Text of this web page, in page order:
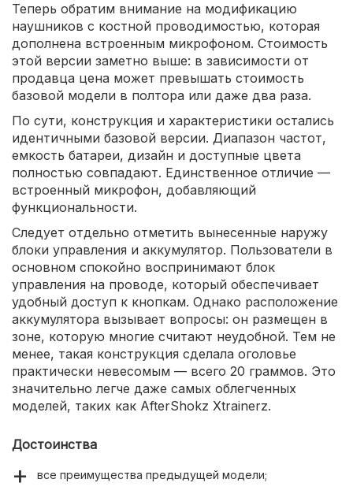
Теперь обратим внимание на модификацию
наушников с костной проводимостью, которая
дополнена встроенным микрофоном. Стоимость
этой версии заметно выше: в зависимости от
продавца цена может превышать стоимость
базовой модели в полтора или даже два раза.
По сути, конструкция и характеристики остались
идентичными базовой версии. Диапазон частот,
емкость батареи, дизайн и доступные цвета
полностью совпадают. Единственное отличие —
встроенный микрофон, добавляющий
функциональности.
Следует отдельно отметить вынесенные наружу
блоки управления и аккумулятор. Пользователи в
основном спокойно воспринимают блок
управления на проводе, который обеспечивает
удобный доступ к кнопкам. Однако расположение
аккумулятора вызывает вопросы: он размещен в
зоне, которую многие считают неудобной. Тем не
менее, такая конструкция сделала оголовье
практически невесомым — всего 20 граммов. Это
значительно легче даже самых облегченных
моделей, таких как AfterShokz Xtrainerz.
Достоинства
все преимущества предыдущей модели;